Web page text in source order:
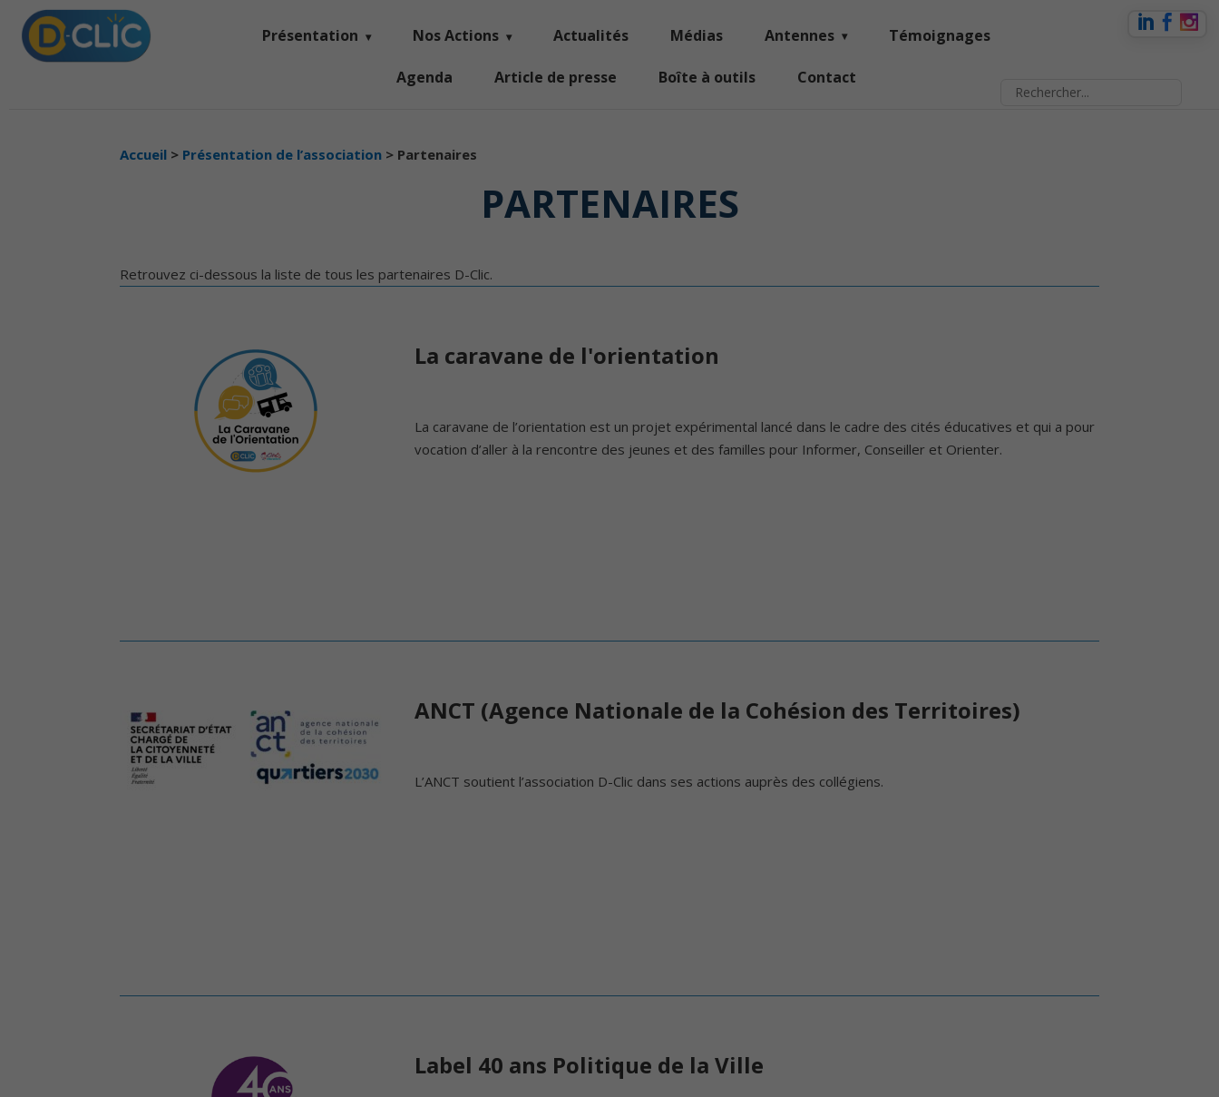
Présentation Nos Actions Actualités Médias Antennes Témoignages
Agenda Article de presse Boîte à outils Contact
Accueil > Présentation de l’association > Partenaires
PARTENAIRES
Retrouvez ci-dessous la liste de tous les partenaires D-Clic.
La caravane de l'orientation
La caravane de l’orientation est un projet expérimental lancé dans le cadre des cités éducatives et qui a pour
vocation d’aller à la rencontre des jeunes et des familles pour Informer, Conseiller et Orienter.
ANCT (Agence Nationale de la Cohésion des Territoires)
L’ANCT soutient l’association D-Clic dans ses actions auprès des collégiens.
Label 40 ans Politique de la Ville